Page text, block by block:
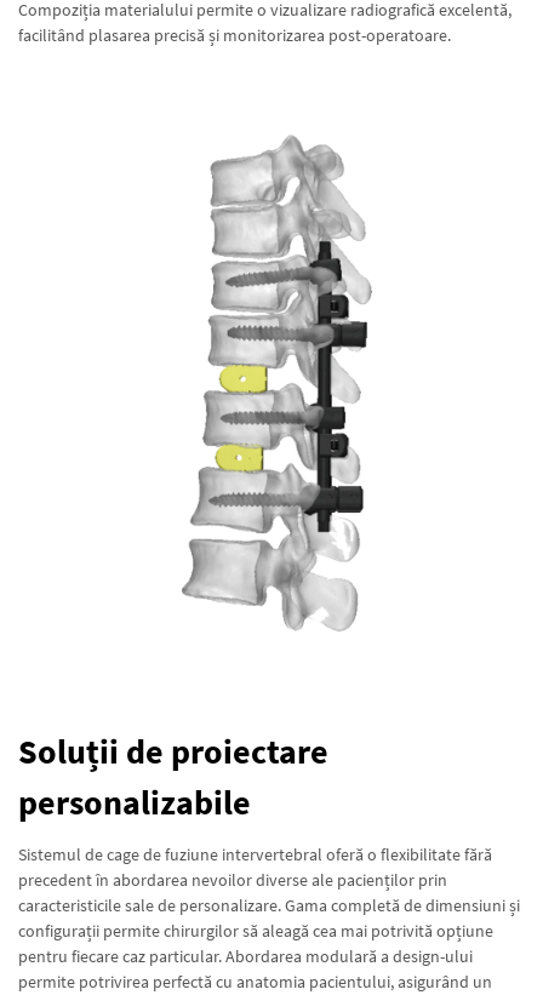
Compoziția materialului permite o vizualizare radiografică excelentă,
facilitând plasarea precisă și monitorizarea post-operatoare.
Soluții de proiectare
personalizabile
Sistemul de cage de fuziune intervertebral oferă o flexibilitate fără
precedent în abordarea nevoilor diverse ale pacienților prin
caracteristicile sale de personalizare. Gama completă de dimensiuni și
configurații permite chirurgilor să aleagă cea mai potrivită opțiune
pentru fiecare caz particular. Abordarea modulară a design-ului
permite potrivirea perfectă cu anatomia pacientului, asigurând un